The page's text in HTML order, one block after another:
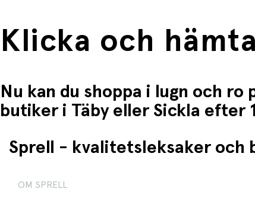
Klicka och hämta
Nu kan du shoppa i lugn och
butiker i Täby eller Sickla efter
Sprell - kvalitetsleksaker och
OM SPRELL